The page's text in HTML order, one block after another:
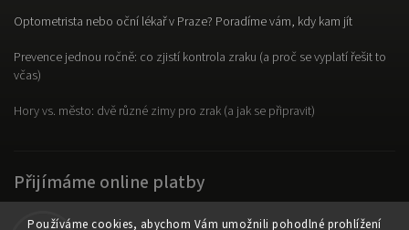
Používáme cookies, abychom Vám umožnili pohodlné prohlížení
Optometrista nebo oční lékař v Praze? Poradíme vám, kdy kam jít
Prevence jednou ročně: co zjistí kontrola zraku (a proč se vyplatí řešit to
včas)
Hory vs. město: dvě různé zimy pro zrak (a jak se připravit)
Přijímáme online platby